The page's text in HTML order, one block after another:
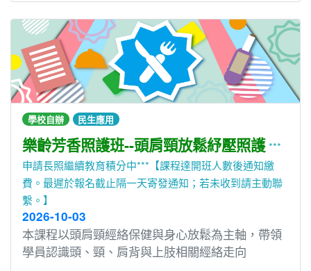
學校自辦 民生應用
樂齡芳香照護班--頭肩頸放鬆紓壓照護 ***
申請長照繼續教育積分中***【課程達開班人數後通知繳
費。最遲於報名截止隔一天寄發通知；若未收到請主動聯
繫。】
2026-10-03
本課程以頭肩頸經絡保健與身心放鬆為主軸，帶領
學員認識頭、頸、肩背與上肢相關經絡走向